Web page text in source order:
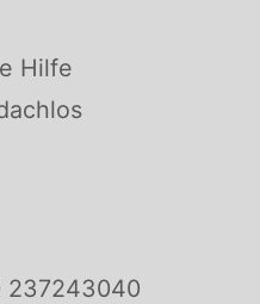
Hilfe
237243040